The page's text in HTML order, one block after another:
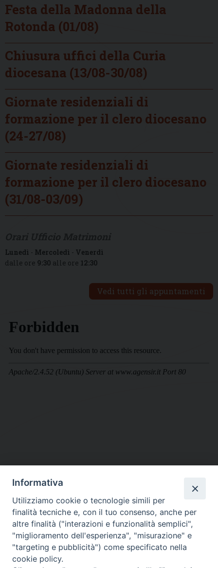
Festa della Madonna della
Rotonda (01/08)
Chiusura uffici della Curia
diocesana (13/08-30/08)
Giornate residenziali di
formazione per il clero diocesano
(24-27/08)
Giornate residenziali di
formazione per il clero diocesano
(31/08-03/09)
Lunedì - Mercoledì - Venerdì
dalle ore 9:30 alle ore 12:30
Vedi tutti gli appuntamenti
DIOCESI SUBURBICARIA DI ALBANO
Contatti:Tel.: 06.93268401 - Fax.: 06.9323844
E-mail:curia@diocesidialbano.it
Orari: dal Lunedì al Venerdì Ore: 9:00 - 13:00
Informativa
Utilizziamo cookie o tecnologie simili per
finalità tecniche e, con il tuo consenso, anche per
altre finalità ("interazioni e funzionalità semplici",
"miglioramento dell'esperienza", "misurazione" e
"targeting e pubblicità") come specificato nella
cookie policy.